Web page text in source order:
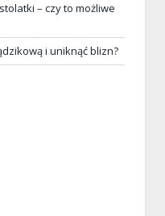
– czy to możliwe
i uniknąć blizn?